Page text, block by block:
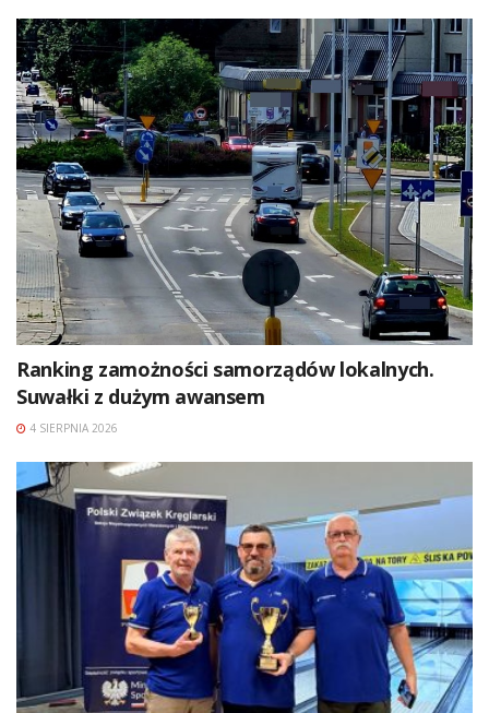
Ranking zamożności samorządów lokalnych.
Suwałki z dużym awansem
4 SIERPNIA 2026